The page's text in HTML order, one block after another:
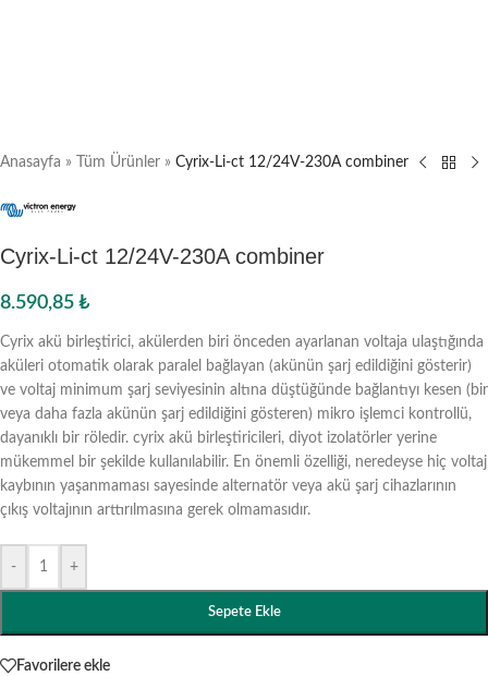
Anasayfa » Tüm Ürünler » Cyrix-Li-ct 12/24V-230A combiner
Cyrix-Li-ct 12/24V-230A combiner
8.590,85 ₺
Cyrix akü birleştirici, akülerden biri önceden ayarlanan voltaja ulaştığında
aküleri otomatik olarak paralel bağlayan (akünün şarj edildiğini gösterir)
ve voltaj minimum şarj seviyesinin altına düştüğünde bağlantıyı kesen (bir
veya daha fazla akünün şarj edildiğini gösteren) mikro işlemci kontrollü,
dayanıklı bir röledir. cyrix akü birleştiricileri, diyot izolatörler yerine
mükemmel bir şekilde kullanılabilir. En önemli özelliği, neredeyse hiç voltaj
kaybının yaşanmaması sayesinde alternatör veya akü şarj cihazlarının
çıkış voltajının arttırılmasına gerek olmamasıdır.
- +
Sepete Ekle
Favorilere ekle